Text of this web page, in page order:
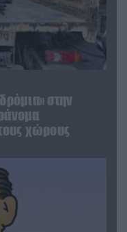
στην
χώρους